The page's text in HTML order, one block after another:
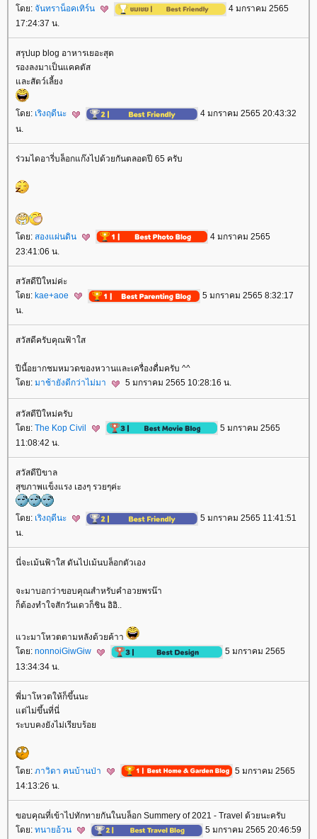
ดย: จันทราน็อคเทิร์น
4 มกราคม 2565
17:24:37 น.
สรุปup blog อาหารเยอะสุด
รองลงมาเป็นแคคตัส
ละสัตว์เลี้ยง
ดย: เริงฤดีนะ
4 มกราคม 2565 20:43:32
น.
ร่วมไดอารี่บล็อกแก๊งไปด้วยกันตลอดปี 65 ครับ
ดย: สองแผ่นดิน
4 มกราคม 2565
23:41:06 น.
สวัสดีปีใหม่ค่ะ
ดย: kae+aoe
5 มกราคม 2565 8:32:17
น.
สวัสดีครับคุณฟ้าใส
ปีนี้อยากชมหมวดของหวานและเครื่องดื่มครับ ^^
ดย: มาช้ายังดีกว่าไม่มา 5 มกราคม 2565 10:28:16 น.
สวัสดีปีใหม่ครับ
ดย: The Kop Civil
5 มกราคม 2565
11:08:42 น.
สวัสดีปีขาล
สุขภาพแข็งแรง เฮงๆ รวยๆค่ะ
ดย: เริงฤดีนะ
5 มกราคม 2565 11:41:51
น.
นี่จะเม้นฟ้าใส ดันไปเม้นบล็อกตัวเอง
จะมาบอกว่าขอบคุณสำหรับคำอวยพรน๊า
ก็ต้องทำใจสักวันเดวก็ชิน อิอิ..
วะมาโหวตตามหลังด้วยค้าา
ดย: nonnoiGiwGiw
5 มกราคม 2565
13:34:34 น.
พี่มาโหวตให้ก็ขึ้นนะ
ต่ไม่ขึ้นที่นี่
ระบบคงยังไม่เรียบร้อ
ดย: ภาวิดา คนบ้านป่า
5 มกราคม 2565
14:13:26 น.
ขอบคุณที่เข้าไปทักทายกันในบล็อก Summery of 2021 - Travel ด้วยนะครับ
ดย: ทนายอ้วน
5 มกราคม 2565 20:46:59